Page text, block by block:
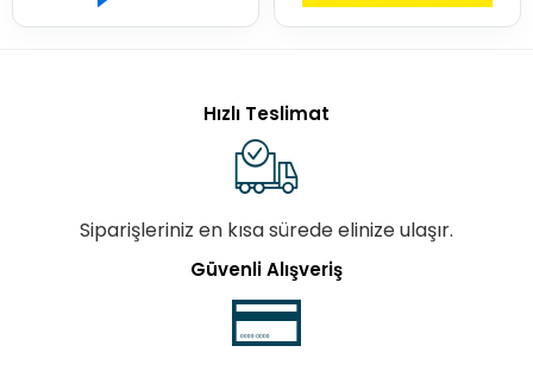
Hızlı Teslimat
Siparişleriniz en kısa sürede elinize ulaşır.
Güvenli Alışveriş